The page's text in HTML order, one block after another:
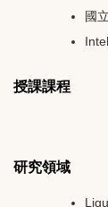
國
授課課程
研究領域